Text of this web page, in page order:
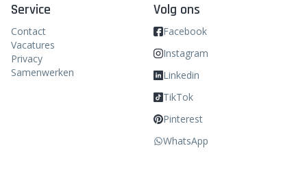
Service
Contact
Vacatures
Privacy
Samenwerken
Volg ons
Facebook
Instagram
Linkedin
TikTok
Pinterest
WhatsApp